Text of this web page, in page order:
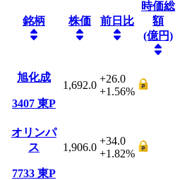
銘柄 株価 前日比
時価総
額
(億円)
旭化成
3407 東P
1,692.0
+26.0
+1.56%
オリンパ
ス
7733 東P
1,906.0
+34.0
+1.82%